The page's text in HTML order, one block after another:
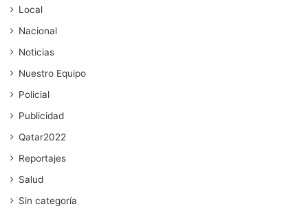
Local
Nacional
Noticias
Nuestro Equipo
Policial
Publicidad
Qatar2022
Reportajes
Salud
Sin categoría